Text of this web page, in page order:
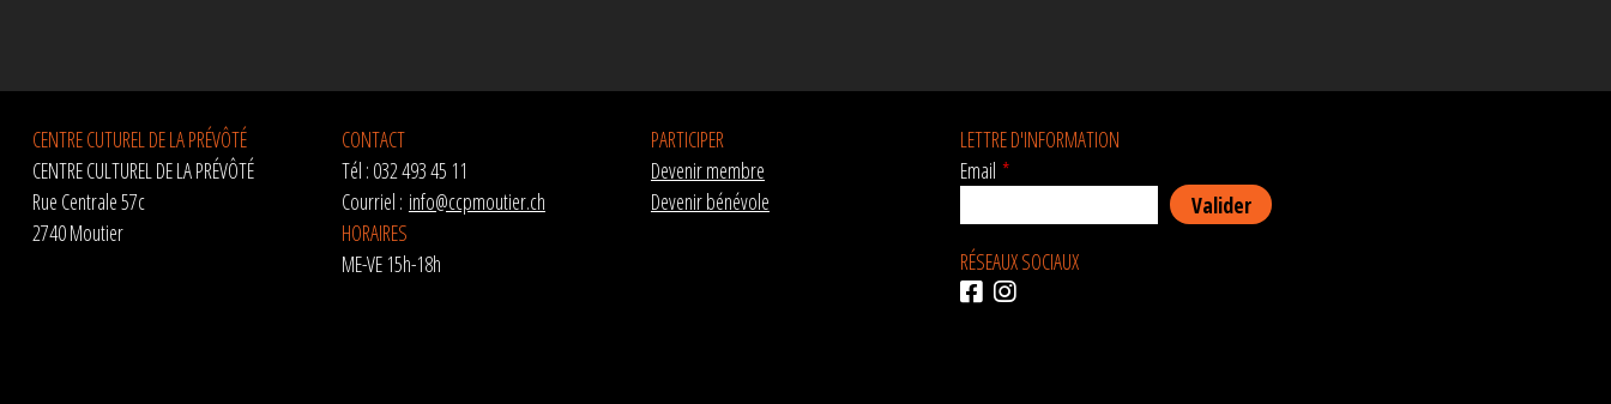
CENTRE CUTUREL DE LA PRÉVÔTÉ
CENTRE CULTUREL DE LA PRÉVÔTÉ
Rue Centrale 57c
2740 Moutier
CONTACT
Tél : 032 493 45 11
Courriel : info@ccpmoutier.ch
HORAIRES
ME-VE 15h-18h
PARTICIPER
Devenir membre
Devenir bénévole
LETTRE D'INFORMATION
Email *
RÉSEAUX SOCIAUX